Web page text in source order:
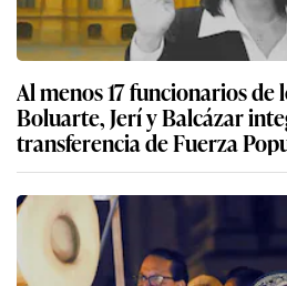
Al menos 17 funcionarios de
Boluarte, Jerí y Balcázar
transferencia de Fuerza